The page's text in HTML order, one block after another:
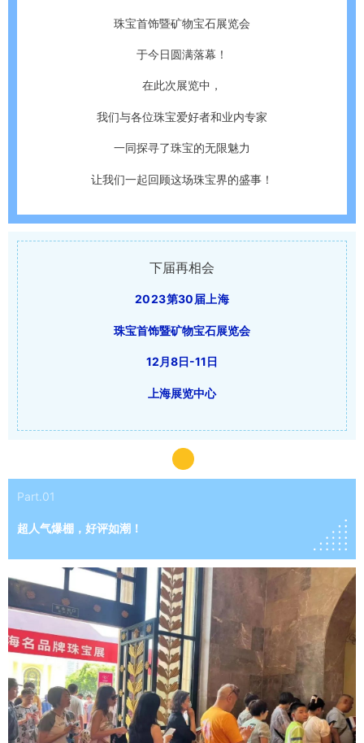
珠宝首饰暨矿物宝石展览会
于今日圆满落幕！
在此次展览中，
我们与各位珠宝爱好者和业内专家
一同探寻了珠宝的无限魅力
让我们一起回顾这场珠宝界的盛事！
下届再相会
2023第30届上海
珠宝首饰暨矿物宝石展览会
12月8日-11日
上海展览中心
Part.01
超人气爆棚，好评如潮！